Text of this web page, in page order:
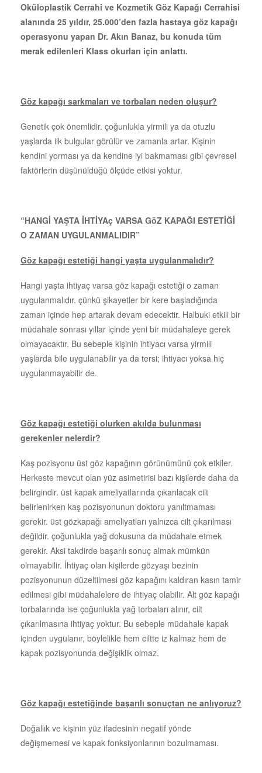
Oküloplastik Cerrahi ve Kozmetik Göz Kapağı Cerrahisi
alanında 25 yıldır, 25.000’den fazla hastaya göz kapağı
operasyonu yapan Dr. Akın Banaz, bu konuda tüm
merak edilenleri Klass okurları için anlattı.
Göz kapağı sarkmaları ve torbaları neden oluşur?
Genetik çok önemlidir. çoğunlukla yirmili ya da otuzlu
yaşlarda ilk bulgular görülür ve zamanla artar. Kişinin
kendini yorması ya da kendine iyi bakmaması gibi çevresel
faktörlerin düşünüldüğü ölçüde etkisi yoktur.
“HANGİ YAŞTA İHTİYAç VARSA GöZ KAPAĞI ESTETİĞİ
O ZAMAN UYGULANMALIDIR”
Göz kapağı estetiği hangi yaşta uygulanmalıdır?
Hangi yaşta ihtiyaç varsa göz kapağı estetiği o zaman
uygulanmalıdır. çünkü şikayetler bir kere başladığında
zaman içinde hep artarak devam edecektir. Halbuki etkili bir
müdahale sonrası yıllar içinde yeni bir müdahaleye gerek
olmayacaktır. Bu sebeple kişinin ihtiyacı varsa yirmili
yaşlarda bile uygulanabilir ya da tersi; ihtiyacı yoksa hiç
uygulanmayabilir de.
Göz kapağı estetiği olurken akılda bulunması
gerekenler nelerdir?
Kaş pozisyonu üst göz kapağının görünümünü çok etkiler.
Herkeste mevcut olan yüz asimetirisi bazı kişilerde daha da
belirgindir. üst kapak ameliyatlarında çıkarılacak cilt
belirlenirken kaş pozisyonunun doktoru yanıltmaması
gerekir. üst gözkapağı ameliyatları yalnızca cilt çıkarılması
değildir. çoğunlukla yağ dokusuna da müdahale etmek
gerekir. Aksi takdirde başarılı sonuç almak mümkün
olmayabilir. İhtiyaç olan kişilerde gözyaşı bezinin
pozisyonunun düzeltilmesi göz kapağını kaldıran kasın tamir
edilmesi gibi müdahalelere de ihtiyaç olabilir. Alt göz kapağı
torbalarında ise çoğunlukla yağ torbaları alınır, cilt
çıkarılmasına ihtiyaç yoktur. Bu sebeple müdahale kapak
içinden uygulanır, böylelikle hem ciltte iz kalmaz hem de
kapak pozisyonunda değişiklik olmaz.
Göz kapağı estetiğinde başarılı sonuçtan ne anlıyoruz?
Doğallık ve kişinin yüz ifadesinin negatif yönde
değişmemesi ve kapak fonksiyonlarının bozulmaması.